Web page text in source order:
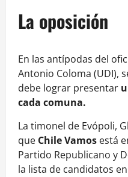
La oposición
En las antípodas del
Antonio Coloma (UDI),
debe lograr presentar
cada comuna.
La timonel de Evópoli,
que Chile Vamos está
Partido Republicano y
la lista de candidatos